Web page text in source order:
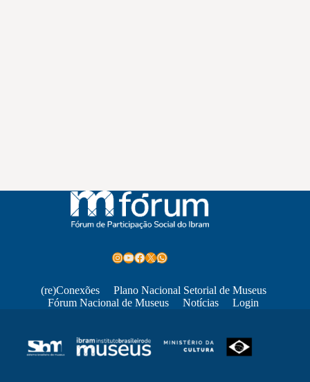
Instagram
Youtube
Facebook
X WhatsApp
(re)Conexões
Plano Nacional Setorial de Museus
Fórum Nacional de Museus
Notícias Login